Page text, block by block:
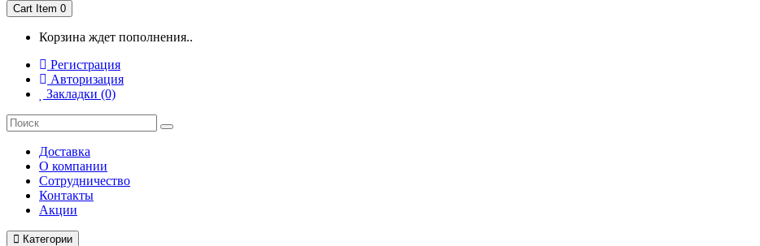
Cart Item 0
Корзина ждет пополнения..
Регистрация
Авторизация
Закладки (0)
Доставка
О компании
Cотрудничество
Контакты
Акции
Категории